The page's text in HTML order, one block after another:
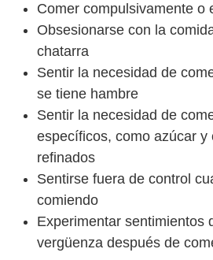
Comer compulsivamente o
Obsesionarse con la
chatarra
Sentir la necesidad de
se tiene hambre
Sentir la necesidad de
específicos, como azúcar y
refinados
Sentirse fuera de control
comiendo
Experimentar sentimientos
vergüenza después de